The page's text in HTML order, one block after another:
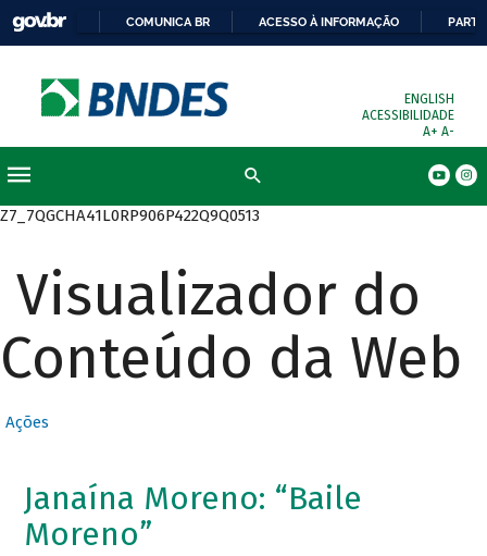
COMUNICA BR ACESSO À INFORMAÇÃO
ENGLISH
ACESSIBILIDADE
A+ A-
Z7_7QGCHA41L0RP906P422Q9Q0513
Visualizador do
Conteúdo da Web
Ações
Janaína Moreno: “Baile
Moreno”